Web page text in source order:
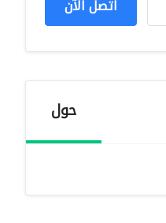
اتصل الآن
حول